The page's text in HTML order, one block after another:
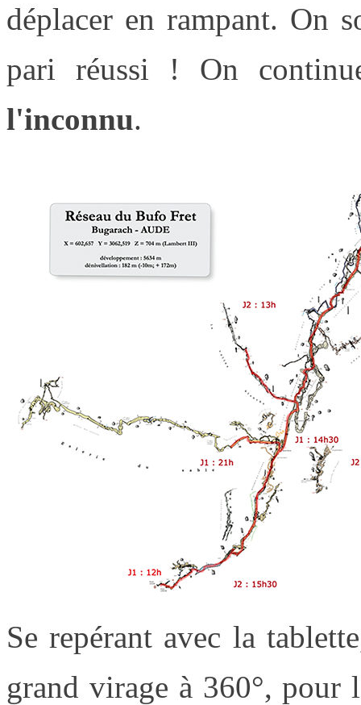
déplacer en rampant. On
pari réussi ! On
l'inconnu.
Se repérant avec la
grand virage à 360°, pour